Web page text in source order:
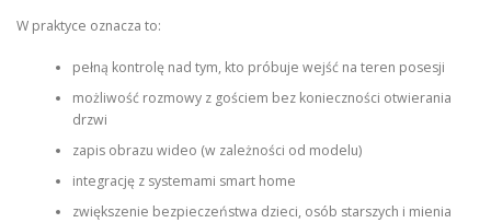
W praktyce oznacza to:
pełną kontrolę nad tym, kto próbuje wejść na teren posesji
możliwość rozmowy z gościem bez konieczności otwierania
drzwi
zapis obrazu wideo (w zależności od modelu)
integrację z systemami smart home
zwiększenie bezpieczeństwa dzieci, osób starszych i mienia